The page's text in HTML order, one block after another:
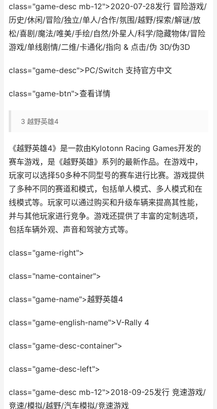
class="game-desc mb-12">2020-07-28发行 冒险游戏/
历史/休闲/冒险/独立/单人/合作/氛围/越野/探索/解谜/放
松/喜剧/魔法/唯美/手绘/自然/外星人/科学/隐藏物体/冒险
游戏/单线剧情/二维/卡通化/指向 & 点击/伪 3D/伪3D
class="game-desc">PC/Switch 支持官方中文
class="game-btn">查看详情
3 越野英雄4
《越野英雄4》是一款由Kylotonn Racing Games开发的
赛车游戏，是《越野英雄》系列的最新作品。在游戏中，
玩家可以选择50多种不同型号的赛车进行比赛。游戏提供
了多种不同的赛道和模式，包括单人模式、多人模式和在
线模式等。玩家可以通过购买和升级车辆来提高其性能，
并与其他玩家进行竞争。游戏还提供了丰富的定制选项，
包括车辆外观、声音和驾驶方式等。
class="game-right">
class="name-container">
class="game-name">越野英雄4
class="game-english-name">V-Rally 4
class="game-desc-container">
class="game-desc-left">
class="game-desc mb-12">2018-09-25发行 竞速游戏/
竞速/模拟/越野/汽车模拟/竞速游戏